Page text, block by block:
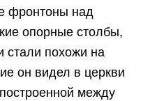
фронтоны над
опорные столбы,
стали похожи на
он видел в церкви
между